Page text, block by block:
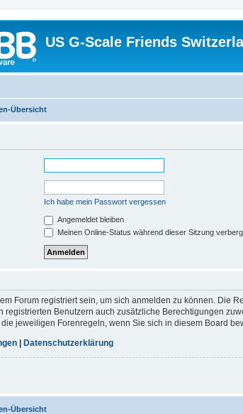
US G-Scale Friends
Übersicht
Ich habe mein Passwort vergessen
Angemeldet bleiben
Meinen Online-Status während dieser Sitzung
Forum registriert sein, um sich anmelden zu können. Die
registrierten Benutzern auch zusätzliche Berechtigungen
jeweiligen Forenregeln, wenn Sie sich in diesem Board
| Datenschutzerklärung
Übersicht